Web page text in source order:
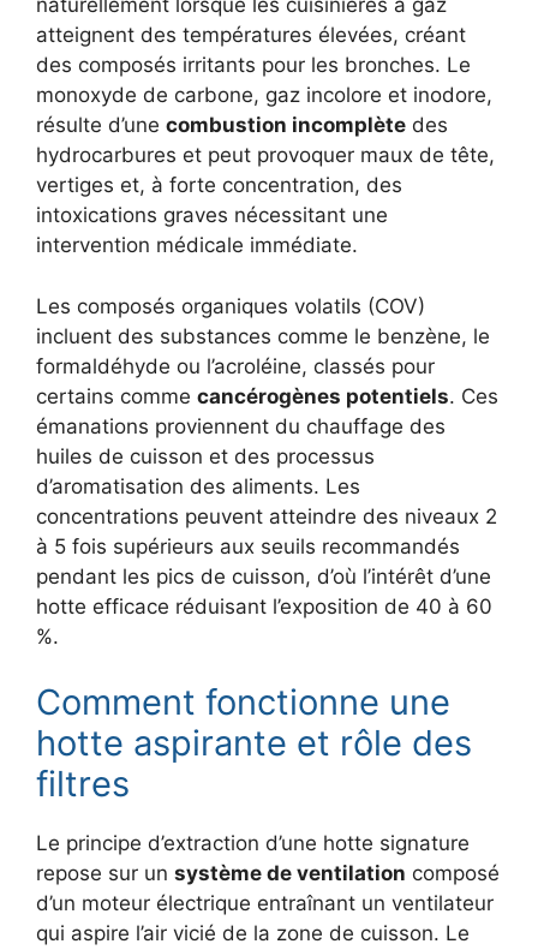
naturellement lorsque les cuisinières à gaz
atteignent des températures élevées, créant
des composés irritants pour les bronches. Le
monoxyde de carbone, gaz incolore et inodore,
résulte d’une combustion incomplète des
hydrocarbures et peut provoquer maux de tête,
vertiges et, à forte concentration, des
intoxications graves nécessitant une
intervention médicale immédiate.
Les composés organiques volatils (COV)
incluent des substances comme le benzène, le
formaldéhyde ou l’acroléine, classés pour
certains comme cancérogènes potentiels. Ces
émanations proviennent du chauffage des
huiles de cuisson et des processus
d’aromatisation des aliments. Les
concentrations peuvent atteindre des niveaux 2
à 5 fois supérieurs aux seuils recommandés
pendant les pics de cuisson, d’où l’intérêt d’une
hotte efficace réduisant l’exposition de 40 à 60
%.
Comment fonctionne une
hotte aspirante et rôle des
filtres
Le principe d’extraction d’une hotte signature
repose sur un système de ventilation composé
d’un moteur électrique entraînant un ventilateur
qui aspire l’air vicié de la zone de cuisson. Le